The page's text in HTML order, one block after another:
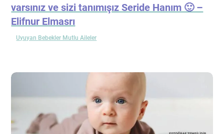
varsınız ve sizi tanımışız Seride Hanım 🙂 –
Elifnur Elmasrı
Uyuyan Bebekler Mutlu Aileler